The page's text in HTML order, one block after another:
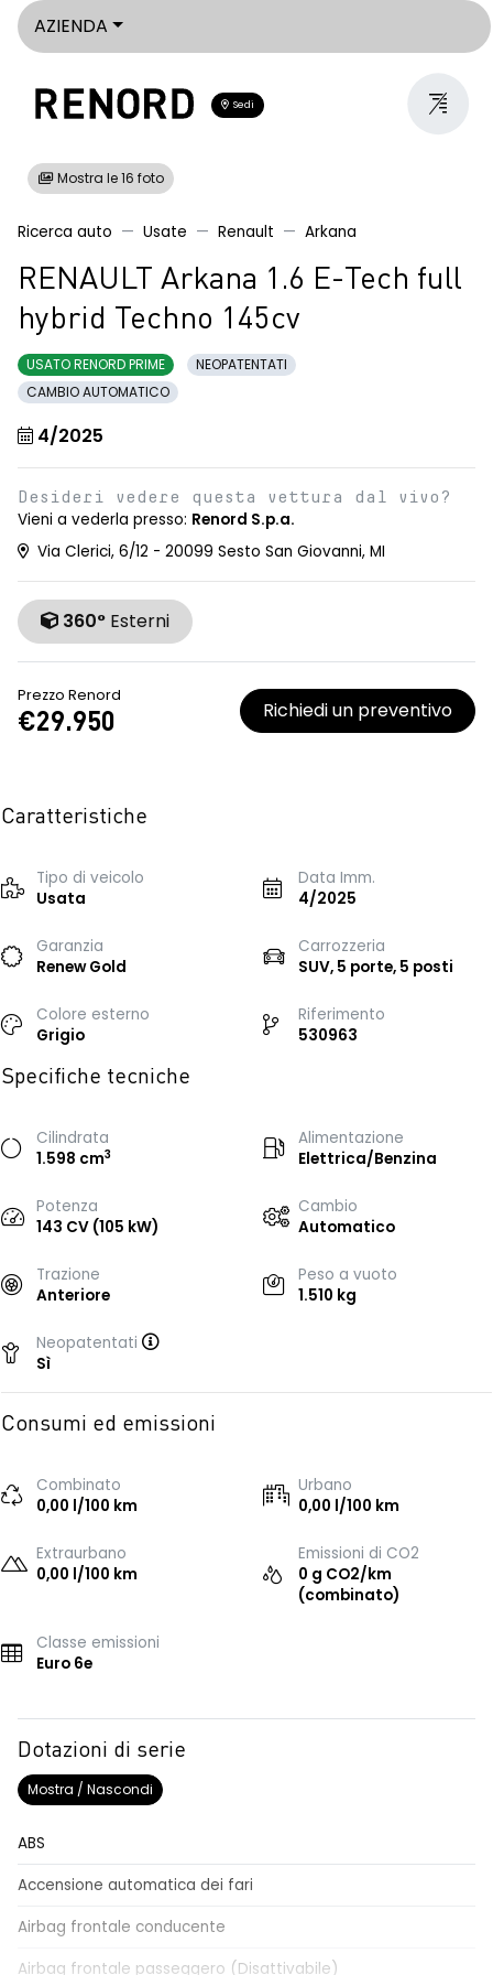
AZIENDA
Sedi
Mostra le 16 foto
Ricerca auto Usate Renault Arkana
RENAULT Arkana 1.6 E-Tech full
hybrid Techno 145cv
USATO RENORD PRIME
NEOPATENTATI
CAMBIO AUTOMATICO
4/2025
Desideri vedere questa vettura dal vivo?
Vieni a vederla presso: Renord S.p.a.
Via Clerici, 6/12 - 20099 Sesto San Giovanni, MI
360° Esterni
Prezzo Renord
€29.950 Richiedi un preventivo
Caratteristiche
Tipo di veicolo
Usata
Data Imm.
4/2025
Garanzia
Renew Gold
Carrozzeria
SUV, 5 porte, 5 posti
Colore esterno
Grigio
Riferimento
530963
Specifiche tecniche
Cilindrata
1.598 cm3
Alimentazione
Elettrica/Benzina
Potenza
143 CV (105 kW)
Cambio
Automatico
Trazione
Anteriore
Peso a vuoto
1.510 kg
Neopatentati
Sì
Consumi ed emissioni
Combinato
0,00 l/100 km
Urbano
0,00 l/100 km
Extraurbano
0,00 l/100 km
Emissioni di CO2
0 g CO2/km
(combinato)
Classe emissioni
Euro 6e
Dotazioni di serie
Mostra / Nascondi
ABS
Accensione automatica dei fari
Airbag frontale conducente
Airbag frontale passeggero (Disattivabile)